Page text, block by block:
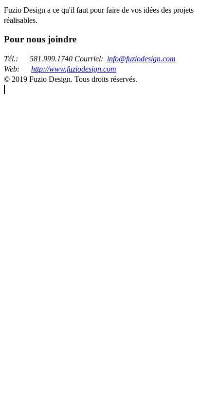
Fuzio Design a ce qu'il faut pour faire de vos idées des projets
réalisables.
Pour nous joindre
Tél.: 581.999.1740 Courriel: info@fuziodesign.com
Web:
http://www.fuziodesign.com
© 2019 Fuzio Design. Tous droits réservés.